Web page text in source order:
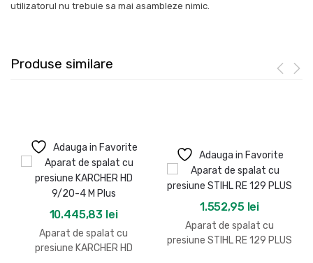
utilizatorul nu trebuie sa mai asambleze nimic.
Produse similare
Adauga in Favorite
10.445,83 lei
Aparat de spalat cu
presiune KARCHER HD
Adauga in Favorite
1.552,95 lei
Aparat de spalat cu
presiune STIHL RE 129 PLUS